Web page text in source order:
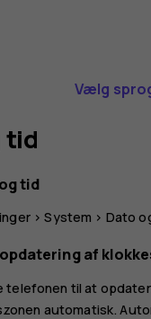
Vælg
tid
tid
>System > Dato
af
telefonen til at
automatisk.